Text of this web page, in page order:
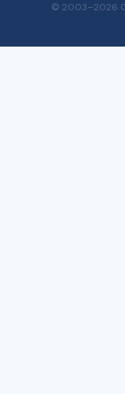
© 2003–2026